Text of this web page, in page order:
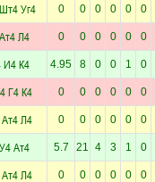
Шт4Уг4 0 0 0 0 0 0
Ат4Л4 0 0 0 0 0 0
И4К4 4.95 8 0 0 1 0
Г4К4 0 0 0 0 0 0
Ат4Л4 0 0 0 0 0 0
У4Ат4 5.7 21 4 3 1 0
Ат4Л4 0 0 0 0 0 0